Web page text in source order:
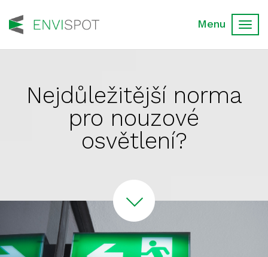
Nejdůležitější norma
pro nouzové
osvětlení?